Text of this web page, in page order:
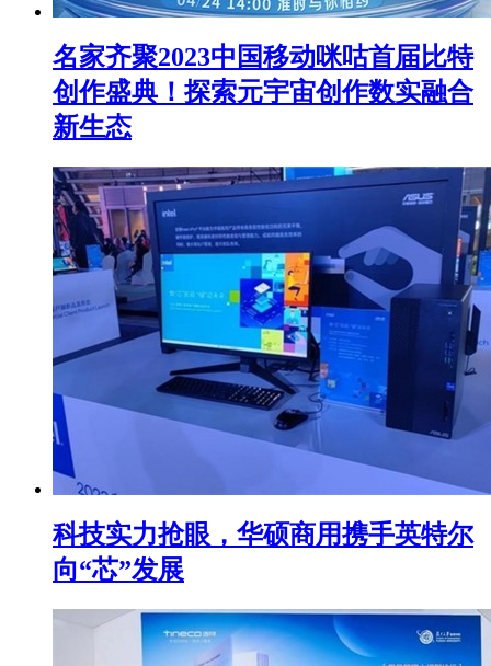
名家齐聚2023中国移动咪咕首届比特
创作盛典！探索元宇宙创作数实融合
新生态
科技实力抢眼，华硕商用携手英特尔
向“芯”发展